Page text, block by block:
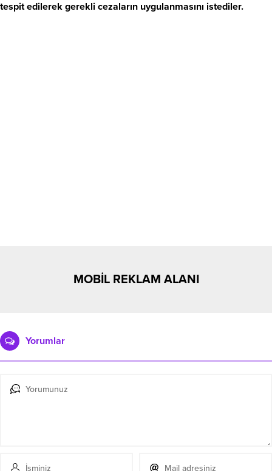
tespit edilerek gerekli cezaların uygulanmasını istediler.
MOBİL REKLAM ALANI
Yorumlar